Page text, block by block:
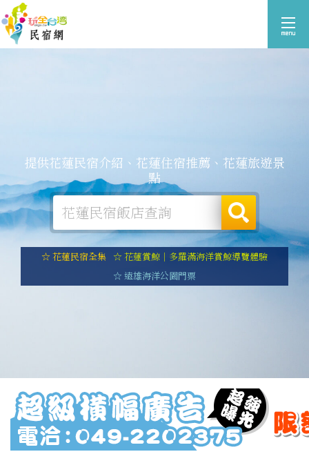
提供花蓮民宿介紹、花蓮住宿推薦、花蓮旅遊景
點
☆ 花蓮民宿全集 ☆ 花蓮賞鯨｜多羅滿海洋賞鯨導覽體驗
☆ 遠雄海洋公園門票